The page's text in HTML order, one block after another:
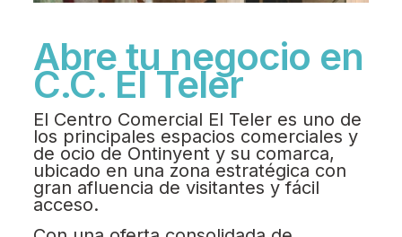
Abre tu negocio en
C.C. El Teler
El Centro Comercial El Teler es uno de
los principales espacios comerciales y
de ocio de Ontinyent y su comarca,
ubicado en una zona estratégica con
gran afluencia de visitantes y fácil
acceso.